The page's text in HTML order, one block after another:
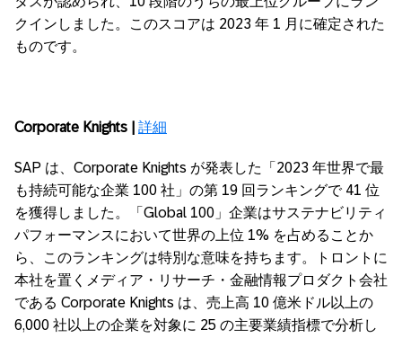
クインしました。このスコアは 2023 年 1 月に確定された
ものです。
Corporate Knights | 詳細
SAP は、Corporate Knights が発表した「2023 年世界で最
も持続可能な企業 100 社」の第 19 回ランキングで 41 位
を獲得しました。「Global 100」企業はサステナビリティ
パフォーマンスにおいて世界の上位 1% を占めることか
ら、このランキングは特別な意味を持ちます。トロントに
本社を置くメディア・リサーチ・金融情報プロダクト会社
である Corporate Knights は、売上高 10 億米ドル以上の
6,000 社以上の企業を対象に 25 の主要業績指標で分析し